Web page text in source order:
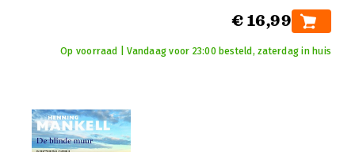
€ 16,99
Op voorraad | Vandaag voor 23:00 besteld, zaterdag in huis